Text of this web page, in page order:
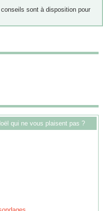
sont à disposition pour
qui ne vous plaisent pas ?